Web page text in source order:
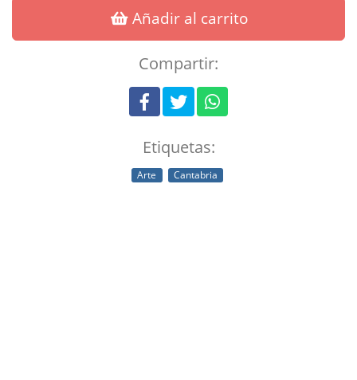
Añadir al carrito
Compartir:
Etiquetas:
Arte Cantabria